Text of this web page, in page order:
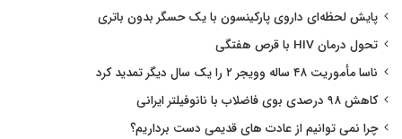
پایش لحظه‌ای داروی پارکینسون با یک حسگر بدون باتری
تحول درمان HIV با قرص هفتگی
ناسا مأموریت ۴۸ ساله وویجر ۲ را یک سال دیگر تمدید کرد
کاهش ۹۸ درصدی بوی فاضلاب با نانوفیلتر ایرانی
چرا نمی توانیم از عادت های قدیمی دست برداریم؟